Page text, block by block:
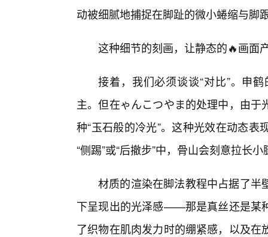
动被细腻地捕捉在脚趾的微小蜷缩与脚
这种细节的刻画，让静态的🔥画面
接着，我们必须谈谈“对比”。申
主。但在ゃんこつやま的处理中，由
种“玉石般的冷光”。这种光效在动态
“侧踢”或“后撤步”中，骨山会刻意拉长
材质的渲染在脚法教程中占据了半
下呈现出的光泽感——那是真丝还是某
了织物在肌肉发力时的绷紧感，以及